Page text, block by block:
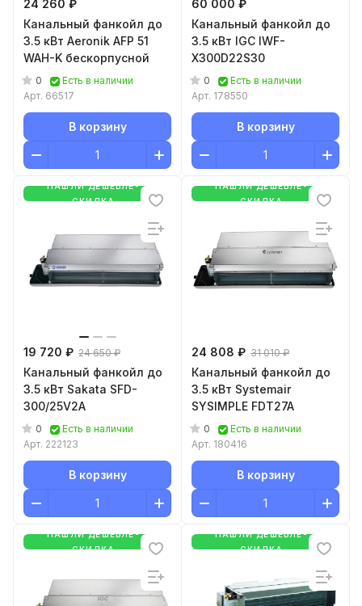
24 260 ₽
Канальный фанкойл до
3.5 кВт Aeronik AFP 51
WAH-K бескорпусной
0
Есть в наличии
Арт. 66517
В корзину
60 000 ₽
Канальный фанкойл до
3.5 кВт IGC IWF-
X300D22S30
0
Есть в наличии
Арт. 178550
В корзину
НАШЛИ ДЕШЕВЛЕ-
СКИДКА
19 720 ₽ 24 650 ₽
Канальный фанкойл до
3.5 кВт Sakata SFD-
300/25V2A
0
Есть в наличии
Арт. 222123
В корзину
НАШЛИ ДЕШЕВЛЕ-
СКИДКА
24 808 ₽ 31 010 ₽
Канальный фанкойл до
3.5 кВт Systemair
SYSIMPLE FDT27A
0
Есть в наличии
Арт. 180416
В корзину
НАШЛИ ДЕШЕВЛЕ-
СКИДКА
НАШЛИ ДЕШЕВЛЕ-
СКИДКА